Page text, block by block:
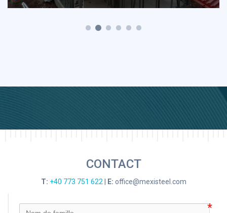
CONTACT
T: +40 773 751 622 E: office@mexisteel.com